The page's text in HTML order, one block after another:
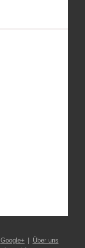
Google+
Über uns